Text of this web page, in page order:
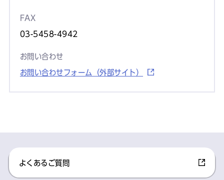
FAX
03-5458-4942
お問い合わせ
お問い合わせフォーム（外部サイト）
よくあるご質問